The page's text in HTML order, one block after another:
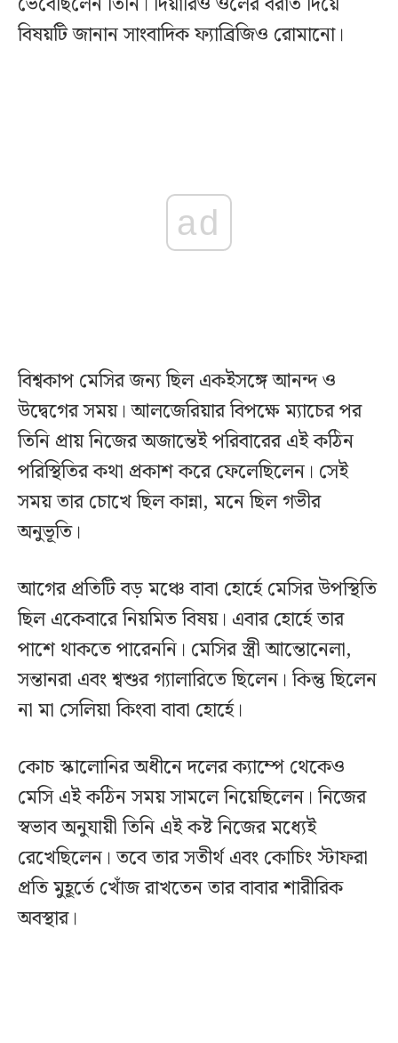
বিষয়টি জানান সাংবাদিক ফ্যাব্রিজিও রোমানো।
ad
বিশ্বকাপ মেসির জন্য ছিল একইসঙ্গে আনন্দ ও
উদ্বেগের সময়। আলজেরিয়ার বিপক্ষে ম্যাচের পর
তিনি প্রায় নিজের অজান্তেই পরিবারের এই কঠিন
পরিস্থিতির কথা প্রকাশ করে ফেলেছিলেন। সেই
সময় তার চোখে ছিল কান্না, মনে ছিল গভীর
অনুভূতি।
আগের প্রতিটি বড় মঞ্চে বাবা হোর্হে মেসির উপস্থিতি
ছিল একেবারে নিয়মিত বিষয়। এবার হোর্হে তার
পাশে থাকতে পারেননি। মেসির স্ত্রী আন্তোনেলা,
সন্তানরা এবং শ্বশুর গ্যালারিতে ছিলেন। কিন্তু ছিলেন
না মা সেলিয়া কিংবা বাবা হোর্হে।
কোচ স্কালোনির অধীনে দলের ক্যাম্পে থেকেও
মেসি এই কঠিন সময় সামলে নিয়েছিলেন। নিজের
স্বভাব অনুযায়ী তিনি এই কষ্ট নিজের মধ্যেই
রেখেছিলেন। তবে তার সতীর্থ এবং কোচিং স্টাফরা
প্রতি মুহূর্তে খোঁজ রাখতেন তার বাবার শারীরিক
অবস্থার।